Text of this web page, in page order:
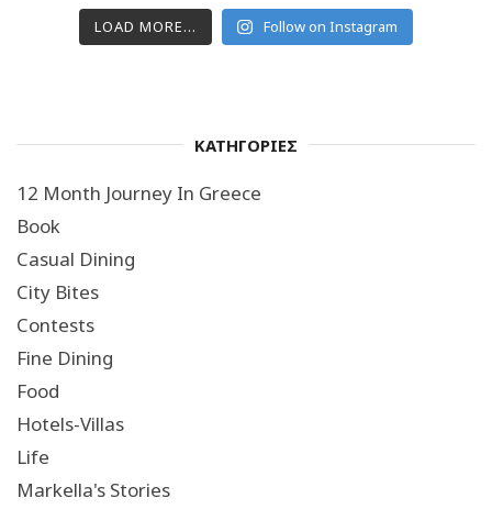
LOAD MORE... Follow on Instagram
ΚΑΤΗΓΟΡΙΕΣ
12 Month Journey In Greece
Book
Casual Dining
City Bites
Contests
Fine Dining
Food
Hotels-Villas
Life
Markella's Stories